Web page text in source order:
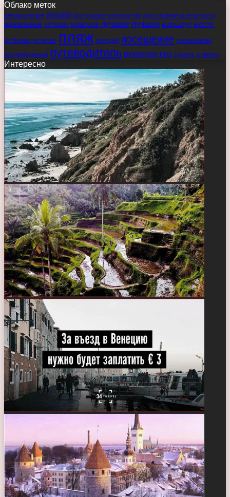
Облако меток
великолепие вещей достопримечательностей достопримечательности
идеальное история красота лучшие лучших маршрут место
острова острове пляж поездки посещение посещению
послеобеденный путеводитель руководство сделать советы
Интересно